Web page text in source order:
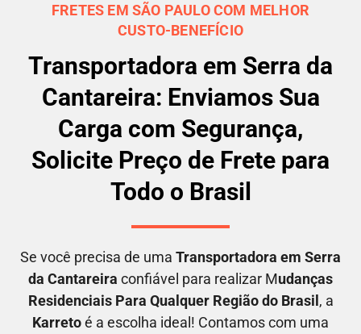
FRETES EM SÃO PAULO COM MELHOR
CUSTO-BENEFÍCIO
Transportadora em Serra da
Cantareira: Enviamos Sua
Carga com Segurança,
Solicite Preço de Frete para
Todo o Brasil
Se você precisa de uma Transportadora em Serra
da Cantareira confiável para realizar Mudanças
Residenciais Para Qualquer Região do Brasil , a
Karretoé a escolha ideal! Contamos com uma